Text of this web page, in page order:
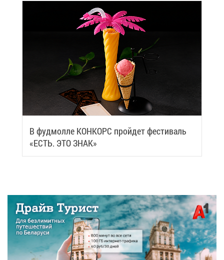
В фуд­мол­ле КОН­КОРС прой­дет фе­сти­валь
«ЕСТЬ. ЭТО ЗНАК»